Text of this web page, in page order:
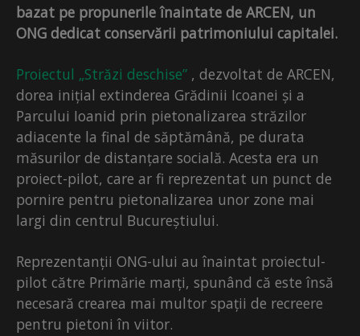
bazat pe propunerile înaintate de ARCEN, un
ONG dedicat conservării patrimoniului capitalei.
Proiectul „Străzi deschise” , dezvoltat de ARCEN,
dorea inițial extinderea Grădinii Icoanei și a
Parcului Ioanid prin pietonalizarea străzilor
adiacente la final de săptămână, pe durata
măsurilor de distanțare socială. Acesta era un
proiect-pilot, care ar fi reprezentat un punct de
pornire pentru pietonalizarea unor zone mai
largi din centrul Bucureștiului.
Reprezentanții ONG-ului au înaintat proiectul-
pilot către Primărie marți, spunând că este însă
necesară crearea mai multor spații de recreere
pentru pietoni în viitor.